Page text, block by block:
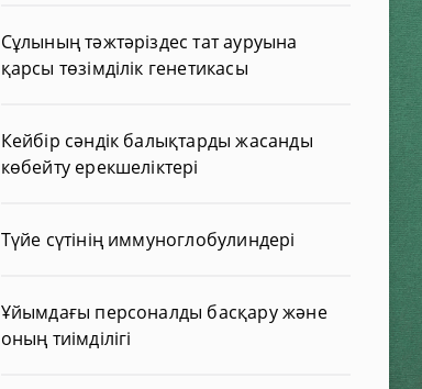
Сұлының тәжтәріздес тат ауруына
қарсы төзімділік генетикасы
Кейбір сәндік балықтарды жасанды
көбейту ерекшеліктері
Түйе сүтінің иммуноглобулиндері
Ұйымдағы персоналды басқару және
оның тиімділігі